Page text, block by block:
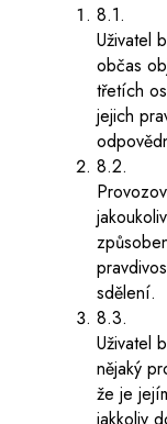
8.1.
Uživatel
občas
třetích
jejich
8.2.
sdělení.
8.3.
Uživatel
nějaký
že je